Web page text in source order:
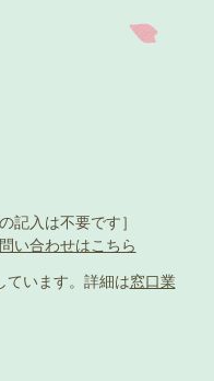
記入は不要です］
い合わせはこちら
います。 詳細は窓口業